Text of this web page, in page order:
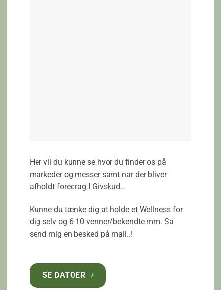
Her vil du kunne se hvor du finder os på
markeder og messer samt når der bliver
afholdt foredrag I Givskud..
Kunne du tænke dig at holde et Wellness for
dig selv og 6-10 venner/bekendte mm. Så
send mig en besked på mail..!
SE DATOER